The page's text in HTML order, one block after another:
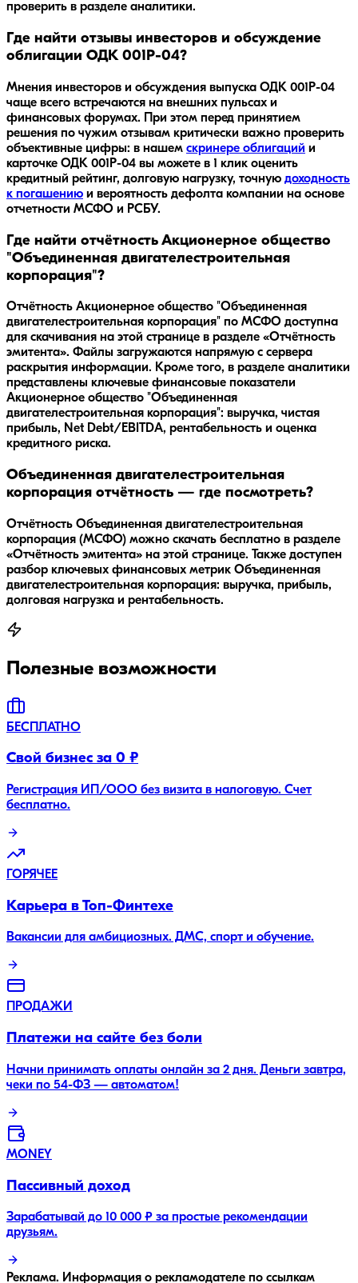
проверить в разделе аналитики.
Где найти отзывы инвесторов и обсуждение
облигации ОДК 001P-04?
Мнения инвесторов и обсуждения выпуска ОДК 001P-04
чаще всего встречаются на внешних пульсах и
финансовых форумах. При этом перед принятием
решения по чужим отзывам критически важно проверить
объективные цифры: в нашем скринере облигаций и
карточке ОДК 001P-04 вы можете в 1 клик оценить
кредитный рейтинг, долговую нагрузку, точную доходность
к погашению и вероятность дефолта компании на основе
отчетности МСФО и РСБУ.
Где найти отчётность Акционерное общество
"Объединенная двигателестроительная
корпорация"?
Отчётность Акционерное общество "Объединенная
двигателестроительная корпорация" по МСФО доступна
для скачивания на этой странице в разделе «Отчётность
эмитента». Файлы загружаются напрямую с сервера
раскрытия информации. Кроме того, в разделе аналитики
представлены ключевые финансовые показатели
Акционерное общество "Объединенная
двигателестроительная корпорация": выручка, чистая
прибыль, Net Debt/EBITDA, рентабельность и оценка
кредитного риска.
Объединенная двигателестроительная
корпорация отчётность — где посмотреть?
Отчётность Объединенная двигателестроительная
корпорация (МСФО) можно скачать бесплатно в разделе
«Отчётность эмитента» на этой странице. Также доступен
разбор ключевых финансовых метрик Объединенная
двигателестроительная корпорация: выручка, прибыль,
долговая нагрузка и рентабельность.
Полезные возможности
БЕСПЛАТНО
Свой бизнес за 0 ₽
Регистрация ИП/ООО без визита в налоговую. Счет
бесплатно.
ГОРЯЧЕЕ
Карьера в Топ-Финтехе
Вакансии для амбициозных. ДМС, спорт и обучение.
ПРОДАЖИ
Платежи на сайте без боли
Начни принимать оплаты онлайн за 2 дня. Деньги завтра,
чеки по 54-ФЗ — автоматом!
MONEY
Пассивный доход
Зарабатывай до 10 000 ₽ за простые рекомендации
друзьям.
Реклама. Информация о рекламодателе по ссылкам